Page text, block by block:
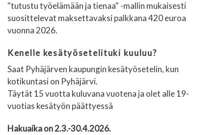
"tutustu työelämään ja tienaa" -mallin mukaisesti
suosittelevat maksettavaksi palkkana 420 euroa
vuonna 2026.
Kenelle kesätyösetelituki kuuluu?
Saat Pyhäjärven kaupungin kesätyösetelin, kun
kotikuntasi on Pyhäjärvi.
Täytät 15 vuotta kuluvana vuotena ja olet alle 19-
vuotias kesätyön päättyessä
Hakuaika on 2.3.-30.4.2026.